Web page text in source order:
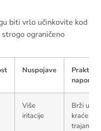
biti vrlo učinkovite kod
ograničeno
Nuspojave
Više
iritacije
Brži
kraće
trajanje